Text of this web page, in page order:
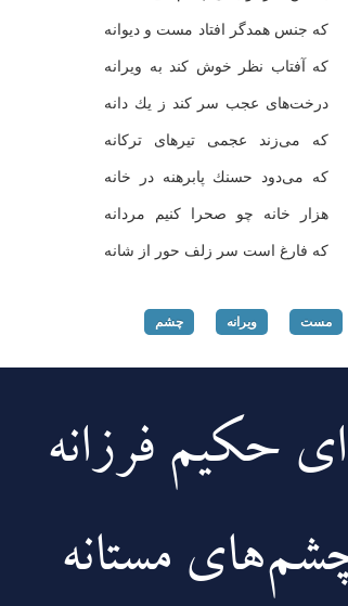
كه جنس همدگر افتاد مست و دیوانه
كه آفتاب نظر خوش كند به ویرانه
درخت‌های عجب سر كند ز یك دانه
كه می‌زند عجمی تیرهای تركانه
كه می‌دود حسنك پابرهنه در خانه
هزار خانه چو صحرا كنیم مردانه
كه فارغ است سر زلف حور از شانه
مست ویرانه چشم